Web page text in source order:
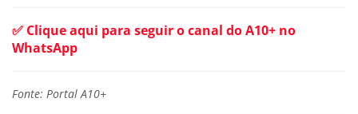
✅ Clique aqui para seguir o canal do A10+ no
WhatsApp
Fonte: Portal A10+